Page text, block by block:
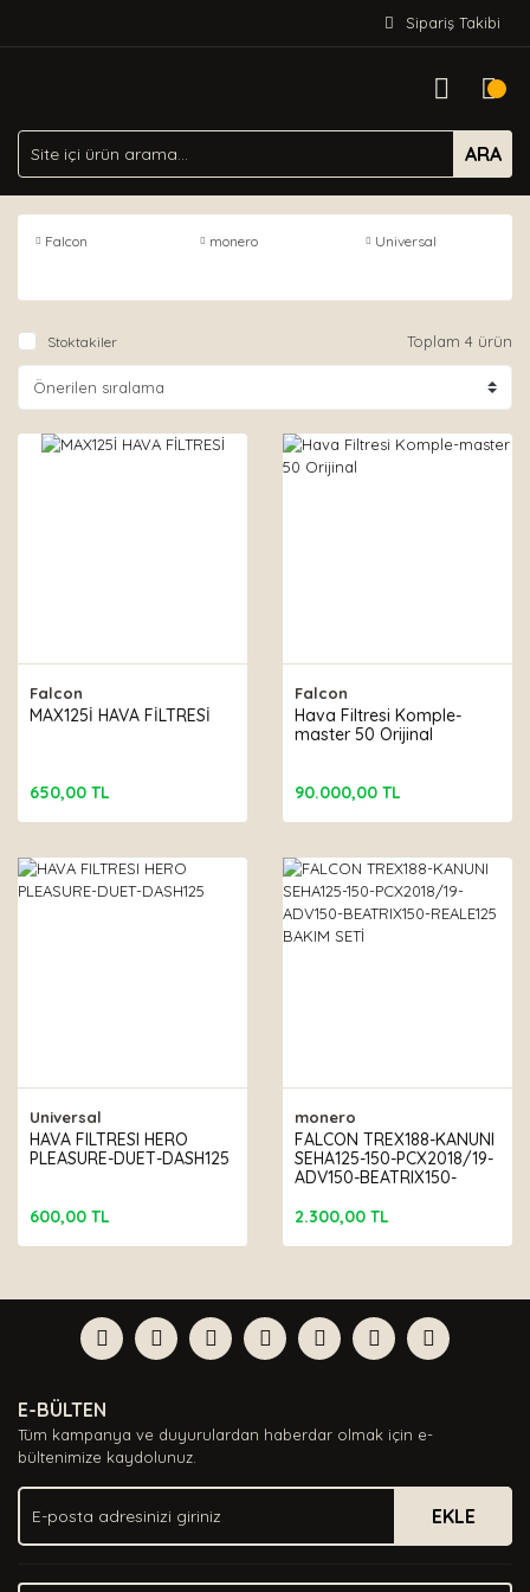
Sipariş Takibi
ARA
Falcon monero Universal
Stoktakiler Toplam 4 ürün
Falcon
MAX125İ HAVA FİLTRESİ
650,00 TL
Falcon
Hava Filtresi Komple-
master 50 Orijinal
90.000,00 TL
Universal
HAVA FILTRESI HERO
PLEASURE-DUET-DASH125
600,00 TL
monero
FALCON TREX188-KANUNI
SEHA125-150-PCX2018/19-
ADV150-BEATRIX150-
2.300,00 TL
E-BÜLTEN
Tüm kampanya ve duyurulardan haberdar olmak için e-
bültenimize kaydolunuz.
EKLE